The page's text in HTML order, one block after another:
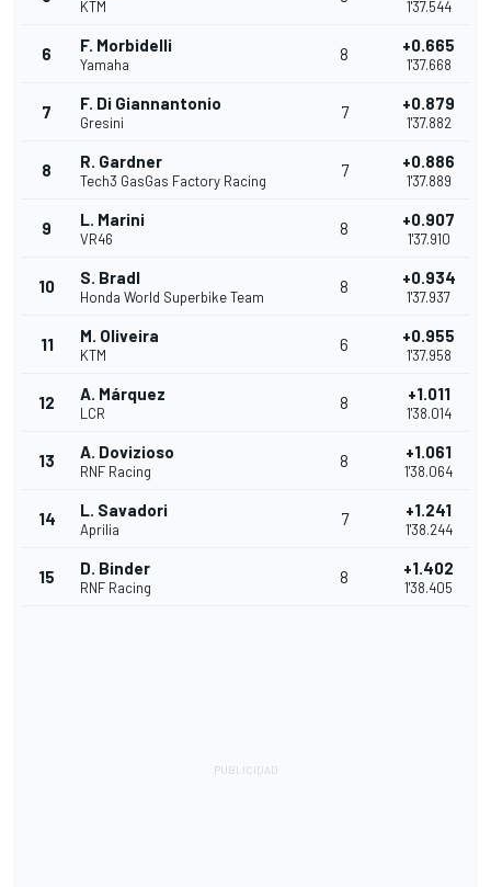
KTM 1'37.544
6 F. Morbidelli
Yamaha
8 +0.665
1'37.668
7 F. Di Giannantonio
Gresini
7 +0.879
1'37.882
8 R. Gardner
Tech3 GasGas Factory Racing
7 +0.886
1'37.889
9 L. Marini
VR46
8 +0.907
1'37.910
10 S. Bradl
Honda World Superbike Team
8 +0.934
1'37.937
11 M. Oliveira
KTM
6 +0.955
1'37.958
12 A. Márquez
LCR
8 +1.011
1'38.014
13 A. Dovizioso
RNF Racing
8 +1.061
1'38.064
14 L. Savadori
Aprilia
7 +1.241
1'38.244
15 D. Binder
RNF Racing
8 +1.402
1'38.405